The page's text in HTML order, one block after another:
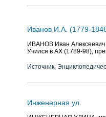
Иванов И.А. (1779-
ИВАНОВ Иван Алексеевич
Учился в АХ (1789-98),
Источник:
Инженерная ул.